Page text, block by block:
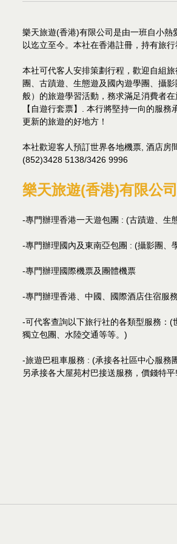
樂天旅遊(香港)有限公司是由一班自小
以迄立至今。本社在香港註冊，持有旅行
本社可代客人安排策劃行程，歡迎自組
團、古蹟遊、生態遊及國內遊學團、攝
般）的旅遊學習活動，務求滿足消費者
【自遊行套票】. 本行將堅持一向的服
更新的旅遊的好地方！
本社歡迎客人預訂世界各地機票, 酒店房
(852)3428 5138/3426 9996
樂天旅遊(香港)有限公
-專門辦理香港一天遊包團 : (古蹟遊、生
-專門辦理國內及東南亞包團 : (攝影團、
-專門辦理國際機票及團體機票
-專門辦理香港、中國、國際酒店住宿服
-可代客查詢以下旅行社的各類型服務：(
獨立包團、水陸交通等等。)
-旅遊巴租車服務 : (承接各社區中心服務
另承接各大屋苑村巴接送服務，價錢特平